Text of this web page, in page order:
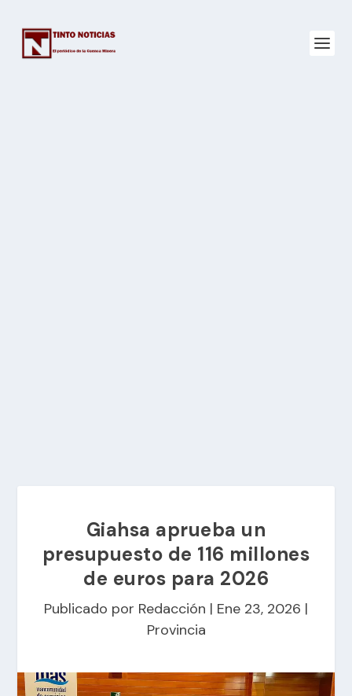
Giahsa aprueba un
presupuesto de 116 millones
de euros para 2026
Publicado por Redacción | Ene 23, 2026 |
Provincia